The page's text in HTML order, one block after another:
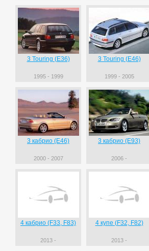
3 Touring (E36)
1995 - 1999
3 Touring (E46)
1999 - 2005
3 кабрио (E46)
2000 - 2007
3 кабрио (E93)
2006 -
4 кабрио (F33, F83)
2013 -
4 купе (F32, F82)
2013 -